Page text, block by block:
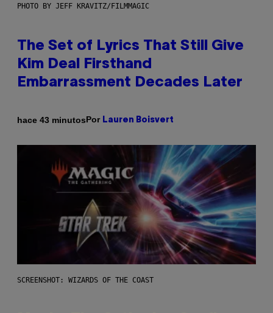
PHOTO BY JEFF KRAVITZ/FILMMAGIC
The Set of Lyrics That Still Give
Kim Deal Firsthand
Embarrassment Decades Later
hace 43 minutosPor Lauren Boisvert
SCREENSHOT: WIZARDS OF THE COAST